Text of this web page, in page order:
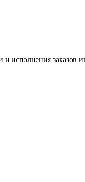
исполнения заказов